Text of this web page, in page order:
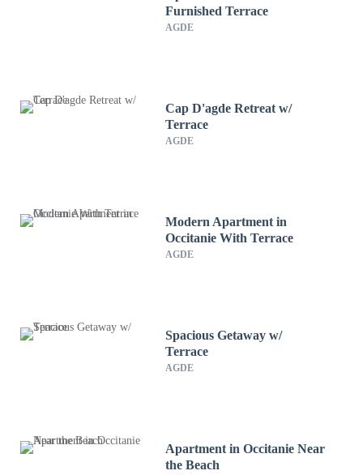
Furnished Terrace
AGDE
Cap D'agde Retreat w/
Terrace
AGDE
Modern Apartment in
Occitanie With Terrace
AGDE
Spacious Getaway w/
Terrace
AGDE
Apartment in Occitanie Near
the Beach